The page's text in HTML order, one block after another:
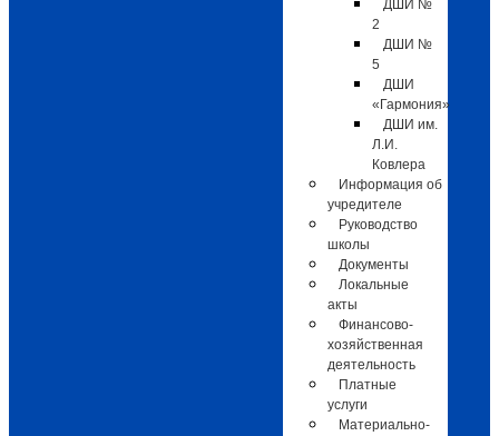
ДШИ №
2
ДШИ №
5
ДШИ
«Гармония»
ДШИ им.
Л.И.
Ковлера
Информация об
учредителе
Руководство
школы
Документы
Локальные
акты
Финансово-
хозяйственная
деятельность
Платные
услуги
Материально-